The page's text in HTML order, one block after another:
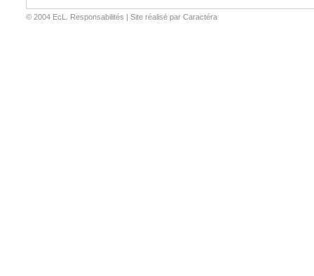
© 2004 EcL. Responsabilités | Site réalisé par Caractéra